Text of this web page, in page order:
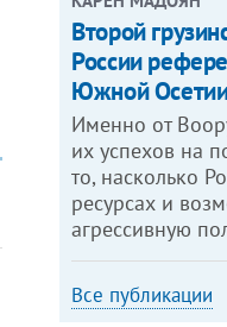
Второй
России
Южной
Именно от
их успехов на
то, насколько
ресурсах и
агрессивную
Все публикации